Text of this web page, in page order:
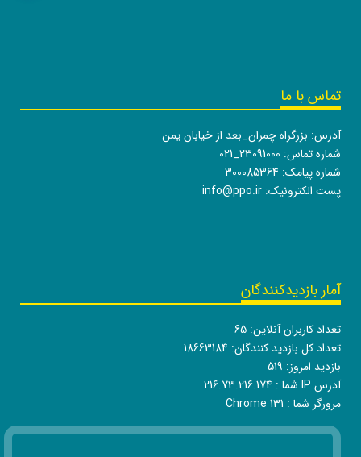
تماس با ما
آدرس: بزرگراه چمران_بعد از خیابان یمن
شماره تماس: 021_23091000
شماره پیامک: 300085364
پست الکترونیک: info@ppo.ir
آمار بازدیدکنندگان
تعداد کاربران آنلاین: 65
تعداد کل بازدید کنندگان: 18663184
بازدید امروز: 519
آدرس IP شما :
216.73.216.174
مرورگر شما : Chrome 131